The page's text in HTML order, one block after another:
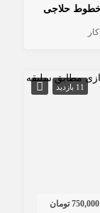
خطوط حلاجی
11 بازدید
750,000 تومان